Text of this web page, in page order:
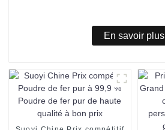
En savoir plus